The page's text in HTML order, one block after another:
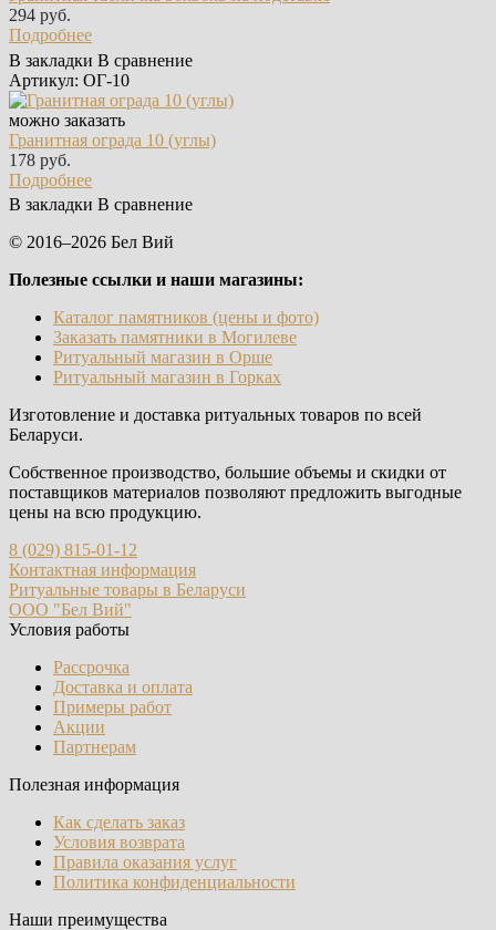
294 руб.
Подробнее
В закладки В сравнение
Артикул: ОГ-10
можно заказать
Гранитная ограда 10 (углы)
178 руб.
Подробнее
В закладки В сравнение
© 2016–2026 Бел Вий
Полезные ссылки и наши магазины:
Каталог памятников (цены и фото)
Заказать памятники в Могилеве
Ритуальный магазин в Орше
Ритуальный магазин в Горках
Изготовление и доставка ритуальных товаров по всей
Беларуси.
Собственное производство, большие объемы и скидки от
поставщиков материалов позволяют предложить выгодные
цены на всю продукцию.
8 (029) 815-01-12
Контактная информация
Ритуальные товары в Беларуси
ООО "Бел Вий"
Условия работы
Рассрочка
Доставка и оплата
Примеры работ
Акции
Партнерам
Полезная информация
Как сделать заказ
Условия возврата
Правила оказания услуг
Политика конфиденциальности
Наши преимущества